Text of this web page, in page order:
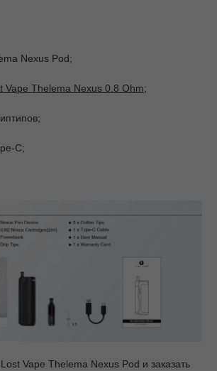
Nexus Pod;
Vape Thelema Nexus 0.8 Ohm;
C;
Vape Thelema Nexus Pod и заказать